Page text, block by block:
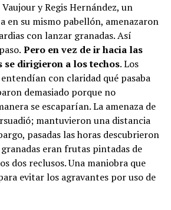
y Regis Hernández, un
en su mismo pabellón, amenazaron
con lanzar granadas. Así
Pero en vez de ir hacia las
se dirigieron a los techos. Los
con claridad qué pasaba
demasiado porque no
se escaparían. La amenaza de
mantuvieron una distancia
pasadas las horas descubrieron
granadas eran frutas pintadas de
dos reclusos. Una maniobra que
evitar los agravantes por uso de